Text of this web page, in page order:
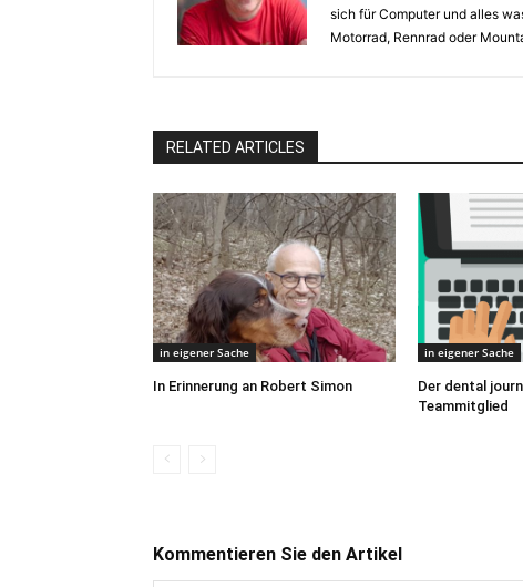
sich für Computer und alles
Motorrad, Rennrad oder
RELATED ARTICLES
in eigener Sache
In Erinnerung an Robert Simon
in eigener Sache
Der dental
Teammitglied
Kommentieren Sie den Artikel